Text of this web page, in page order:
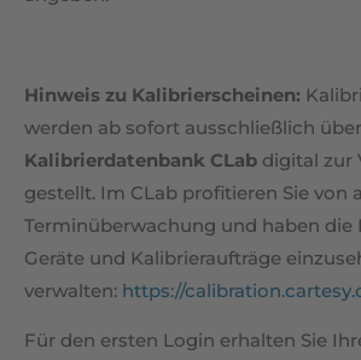
Hinweis zu Kalibrierscheinen:
werden ab sofort ausschließlich
Kalibrierdatenbank CLab digital zur
gestellt. Im CLab profitieren Sie von
Terminüberwachung und haben die
Geräte und Kalibrieraufträge
verwalten: https://
Für den ersten Login erhalten Sie